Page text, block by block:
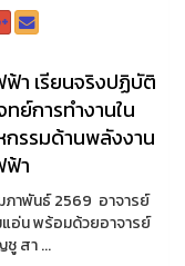
ฟ้า เรียนจริงปฏิบัติ
ย์การทำงานใน
รรมด้านพลังงาน
ฟ้า
ภาพันธ์ 2569 อาจารย์
อ่น พร้อมด้วยอาจารย์
สา ...